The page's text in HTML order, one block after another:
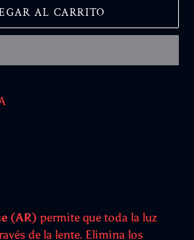
AL CARRITO
(AR) permite que toda la luz
de la lente. Elimina los